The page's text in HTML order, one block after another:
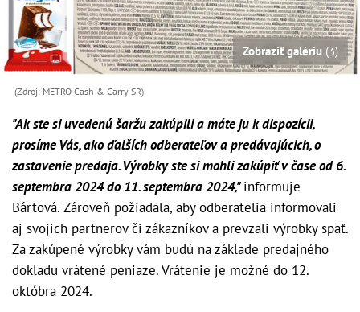
Zobraziť galériu (3)
(Zdroj: METRO Cash & Carry SR)
"Ak ste si uvedenú šaržu zakúpili a máte ju k dispozícii,
prosíme Vás, ako ďalších odberateľov a predávajúcich, o
zastavenie predaja. Výrobky ste si mohli zakúpiť v čase od 6.
septembra 2024 do 11. septembra 2024,"informuje
Bártová. Zároveň požiadala, aby odberatelia informovali
aj svojich partnerov či zákazníkov a prevzali výrobky späť.
Za zakúpené výrobky vám budú na základe predajného
dokladu vrátené peniaze. Vrátenie je možné do 12.
októbra 2024.